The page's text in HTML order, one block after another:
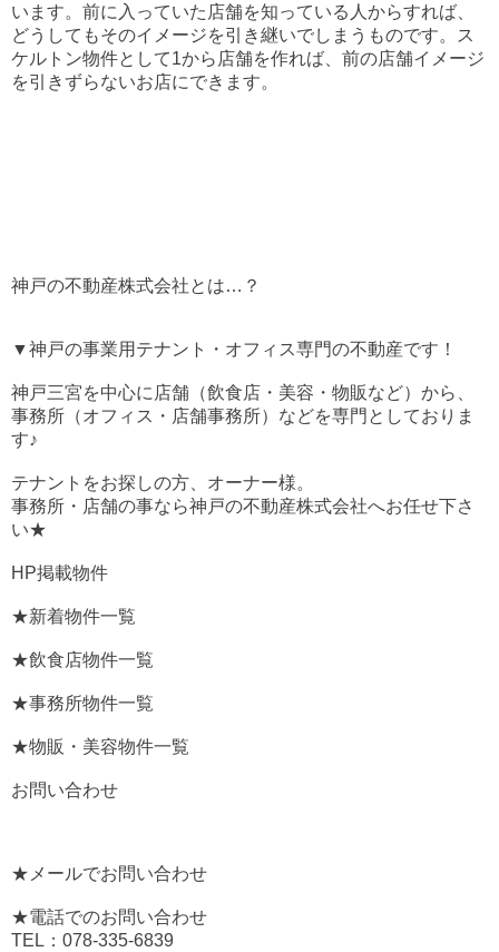
います。前に入っていた店舗を知っている人からすれば、
どうしてもそのイメージを引き継いでしまうものです。ス
ケルトン物件として1から店舗を作れば、前の店舗イメージ
を引きずらないお店にできます。
神戸の不動産株式会社とは…？
▼神戸の事業用テナント・オフィス専門の不動産です！
神戸三宮を中心に店舗（飲食店・美容・物販など）から、
事務所（オフィス・店舗事務所）などを専門としておりま
す♪
テナントをお探しの方、オーナー様。
事務所・店舗の事なら神戸の不動産株式会社へお任せ下さ
い★
HP掲載物件
★新着物件一覧
★飲食店物件一覧
★事務所物件一覧
★物販・美容物件一覧
お問い合わせ
★メールでお問い合わせ
★電話でのお問い合わせ
TEL：078-335-6839